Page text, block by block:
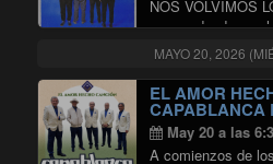
NOS VOLVIMOS
meses desde que
queremos llevarlo
qué mejor lugar
Vamos a tocar el
Continuar leyendo
MAYO 20, 2026
EL AMOR
CAPABLANCA
May 20 a las
A comienzos de